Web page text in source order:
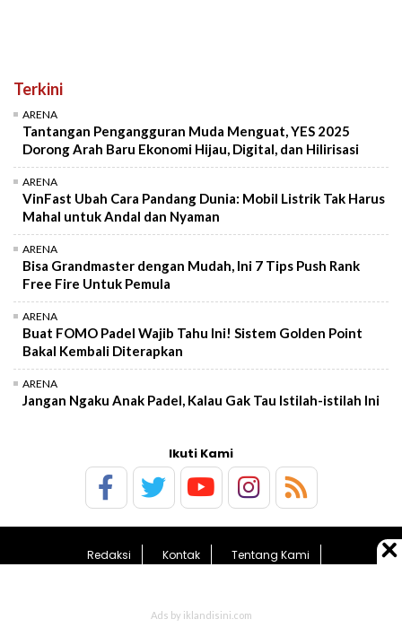
Terkini
ARENA
Tantangan Pengangguran Muda Menguat, YES 2025
Dorong Arah Baru Ekonomi Hijau, Digital, dan Hilirisasi
ARENA
VinFast Ubah Cara Pandang Dunia: Mobil Listrik Tak Harus
Mahal untuk Andal dan Nyaman
ARENA
Bisa Grandmaster dengan Mudah, Ini 7 Tips Push Rank
Free Fire Untuk Pemula
ARENA
Buat FOMO Padel Wajib Tahu Ini! Sistem Golden Point
Bakal Kembali Diterapkan
ARENA
Jangan Ngaku Anak Padel, Kalau Gak Tau Istilah-istilah Ini
Ikuti Kami
Redaksi Kontak
Tentang Kami